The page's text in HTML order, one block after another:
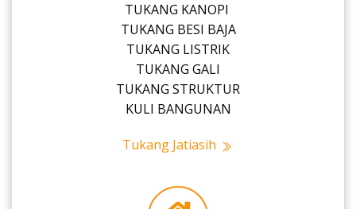
TUKANG KANOPI
TUKANG BESI BAJA
TUKANG LISTRIK
TUKANG GALI
TUKANG STRUKTUR
KULI BANGUNAN
Tukang Jatiasih